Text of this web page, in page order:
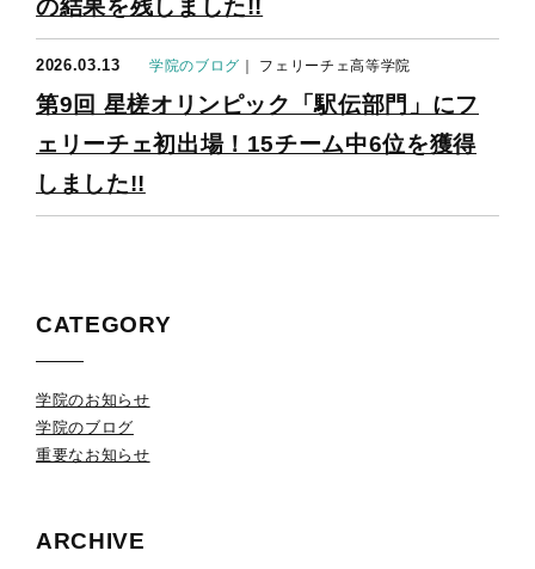
の結果を残しました!!
2026.03.13 学院のブログ ｜ フェリーチェ高等学院
第9回 星槎オリンピック「駅伝部門」にフ
ェリーチェ初出場！15チーム中6位を獲得
しました!!
CATEGORY
学院のお知らせ
学院のブログ
重要なお知らせ
ARCHIVE